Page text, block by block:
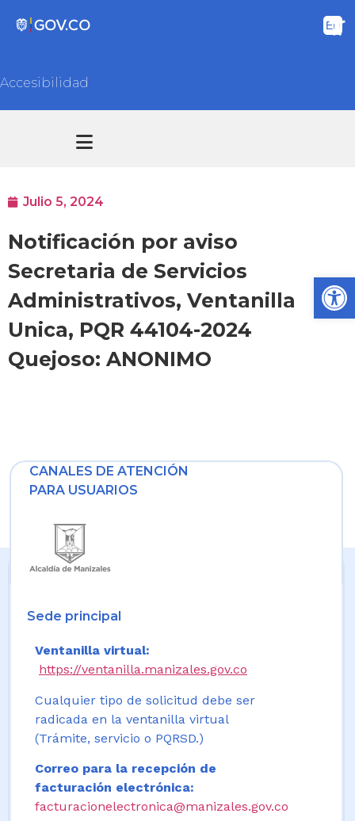
Accesibilidad
Julio 5, 2024
Notificación por aviso
Secretaria de Servicios
Administrativos, Ventanilla
Unica, PQR 44104-2024
Quejoso: ANONIMO
CANALES DE ATENCIÓN
PARA USUARIOS
Sede principal
Ventanilla virtual:
https://ventanilla.manizales.gov.co
Cualquier tipo de solicitud debe ser
radicada en la ventanilla virtual
(Trámite, servicio o PQRSD.)
Correo para la recepción de
facturación electrónica:
facturacionelectronica@manizales.gov.co